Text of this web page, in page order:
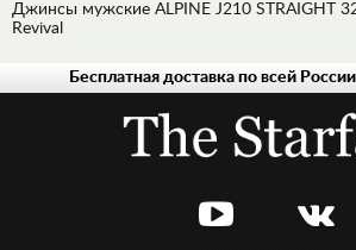
Джинсы мужские ALPINE J210 STRAIGHT
Revival
ДЖИНСЫБесплатная доставка по всей